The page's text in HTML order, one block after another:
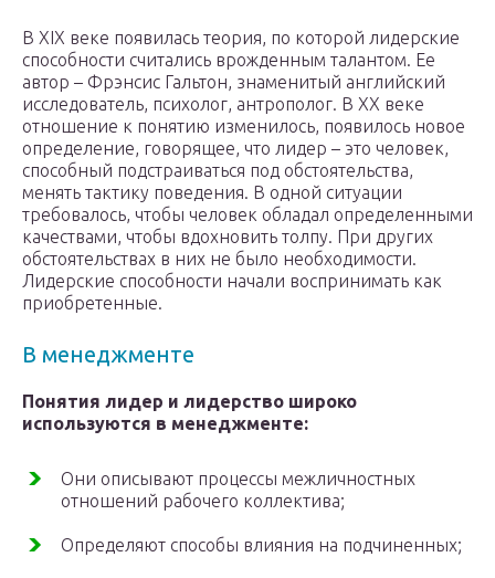
В XIX веке появилась теория, по которой лидерские
способности считались врожденным талантом. Ее
автор – Фрэнсис Гальтон, знаменитый английский
исследователь, психолог, антрополог. В XX веке
отношение к понятию изменилось, появилось новое
определение, говорящее, что лидер – это человек,
способный подстраиваться под обстоятельства,
менять тактику поведения. В одной ситуации
требовалось, чтобы человек обладал определенными
качествами, чтобы вдохновить толпу. При других
обстоятельствах в них не было необходимости.
Лидерские способности начали воспринимать как
приобретенные.
В менеджменте
Понятия лидер и лидерство широко
используются в менеджменте:
Они описывают процессы межличностных
отношений рабочего коллектива;
Определяют способы влияния на подчиненных;